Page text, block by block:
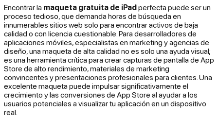
Encontrar la maqueta gratuita de iPadperfecta puede ser un
proceso tedioso, que demanda horas de búsqueda en
innumerables sitios web solo para encontrar activos de baja
calidad o con licencia cuestionable. Para desarrolladores de
aplicaciones móviles, especialistas en marketing y agencias de
diseño, una maqueta de alta calidad no es solo una ayuda visual;
es una herramienta crítica para crear capturas de pantalla de App
Store de alto rendimiento, materiales de marketing
convincentes y presentaciones profesionales para clientes. Una
excelente maqueta puede impulsar significativamente el
crecimiento y las conversiones de App Store al ayudar a los
usuarios potenciales a visualizar tu aplicación en un dispositivo
real.